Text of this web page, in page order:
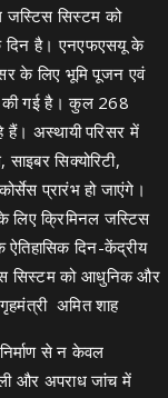
जस्टिस सिस्टम को
दिन है। एनएफएसयू के
के लिए भूमि पूजन एवं
की गई है। कुल 268
अस्थायी परिसर में
सिक्योरिटी,
प्रारंभ हो जाएंगे।
क्रिमिनल जस्टिस
दिन-केंद्रीय
सिस्टम को आधुनिक और
अमित शाह
से न केवल
और अपराध जांच में